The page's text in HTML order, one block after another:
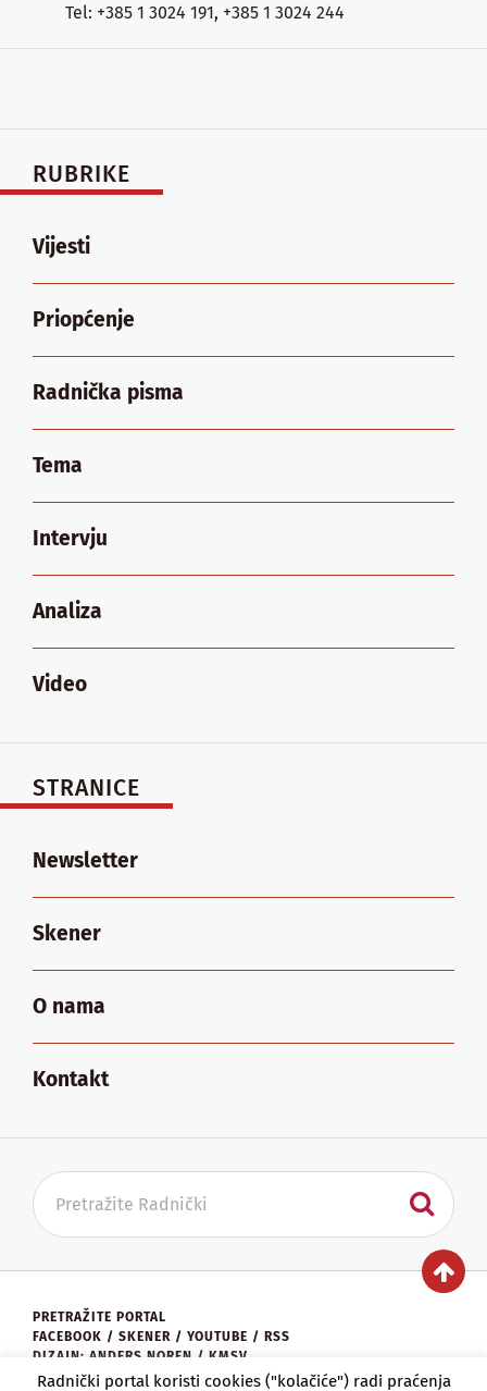
Tel: +385 1 3024 191, +385 1 3024 244
RUBRIKE
Vijesti
Priopćenje
Radnička pisma
Tema
Intervju
Analiza
Video
STRANICE
Newsletter
Skener
O nama
Kontakt
PRETRAŽITE PORTAL
FACEBOOK / SKENER / YOUTUBE / RSS
DIZAJN: ANDERS NOREN / KMSV
KONTAKT: UREDNISTVO@RADNICKI.ORG
Radnički portal koristi cookies ("kolačiće") radi praćenja